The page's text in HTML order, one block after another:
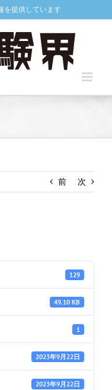
を提供しています
前 次
129
49.10 KB
1
2023年9月22日
2023年9月22日